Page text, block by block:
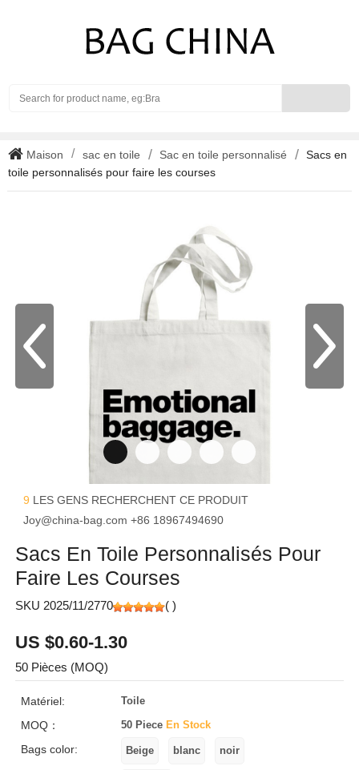
Maison sac en toile Sac en toile personnalisé
Sacs en
toile personnalisés pour faire les courses
9 LES GENS RECHERCHENT CE PRODUIT
Joy@china-bag.com +86 18967494690
Sacs En Toile Personnalisés Pour
Faire Les Courses
SKU 2025/11/2770 ( )
US $0.60-1.30
50 Pièces (MOQ)
Matériel: Toile
MOQ： 50 Piece En Stock
Bags color: